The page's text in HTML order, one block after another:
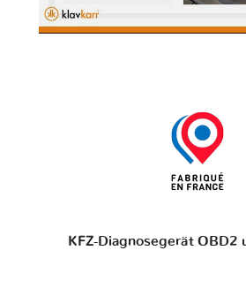
KFZ-Diagnosegerät OBD2